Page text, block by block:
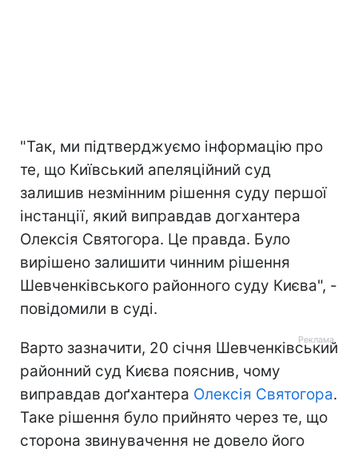
"Так, ми підтверджуємо інформацію про
те, що Київський апеляційний суд
залишив незмінним рішення суду першої
інстанції, який виправдав догхантера
Олексія Святогора. Це правда. Було
вирішено залишити чинним рішення
Шевченківського районного суду Києва", -
повідомили в суді.
Варто зазначити, 20 січня Шевченківський
районний суд Києва пояснив, чому
виправдав доґхантера Олексія Святогора.
Таке рішення було прийнято через те, що
сторона звинувачення не довело його